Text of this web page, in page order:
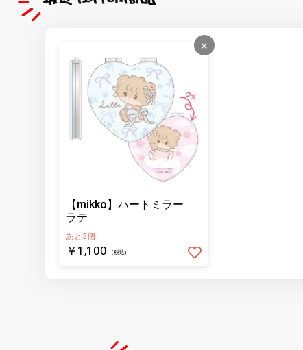
×
【mikko】ハートミラー
ラテ
あと3個
￥1,100 (税込)